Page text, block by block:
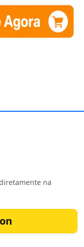
na